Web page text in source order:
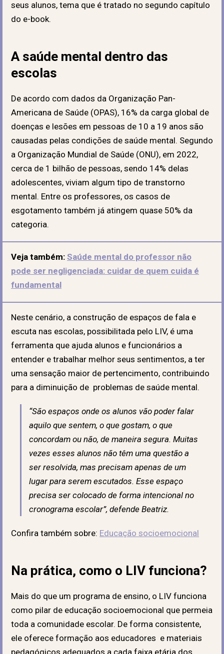
seus alunos, tema que é tratado no segundo capítulo
do e-book.
A saúde mental dentro das
escolas
De acordo com dados da Organização Pan-
Americana de Saúde (OPAS), 16% da carga global de
doenças e lesões em pessoas de 10 a 19 anos são
causadas pelas condições de saúde mental. Segundo
a Organização Mundial de Saúde (ONU), em 2022,
cerca de 1 bilhão de pessoas, sendo 14% delas
adolescentes, viviam algum tipo de transtorno
mental. Entre os professores, os casos de
esgotamento também já atingem quase 50% da
categoria.
Veja também: Saúde mental do professor não
pode ser negligenciada: cuidar de quem cuida é
fundamental
Neste cenário, a construção de espaços de fala e
escuta nas escolas, possibilitada pelo LIV, é uma
ferramenta que ajuda alunos e funcionários a
entender e trabalhar melhor seus sentimentos, a ter
uma sensação maior de pertencimento, contribuindo
para a diminuição de problemas de saúde mental.
“São espaços onde os alunos vão poder falar
aquilo que sentem, o que gostam, o que
concordam ou não, de maneira segura. Muitas
vezes esses alunos não têm uma questão a
ser resolvida, mas precisam apenas de um
lugar para serem escutados. Esse espaço
precisa ser colocado de forma intencional no
cronograma escolar”, defende Beatriz.
Confira também sobre: Educação socioemocional
Na prática, como o LIV funciona?
Mais do que um programa de ensino, o LIV funciona
como pilar de educação socioemocional que permeia
toda a comunidade escolar. De forma consistente,
ele oferece formação aos educadores e materiais
pedagógicos adequados a cada faixa etária dos